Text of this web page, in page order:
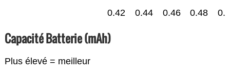
0.42 0.44 0.46 0.48 0.5
Capacité Batterie (mAh)
Plus élevé = meilleur